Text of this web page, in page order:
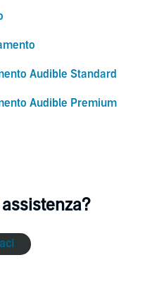
Audible Standard
Audible Premium